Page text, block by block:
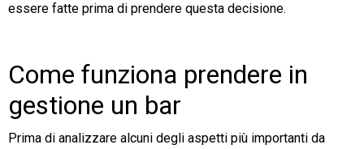
essere fatte prima di prendere questa decisione.
Come funziona prendere in
gestione un bar
Prima di analizzare alcuni degli aspetti più importanti da